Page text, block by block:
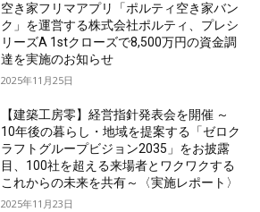
空き家フリマアプリ「ポルティ空き家バン
ク」を運営する株式会社ポルティ、プレシ
リーズA 1stクローズで8,500万円の資金調
達を実施のお知らせ
2025年11月25日
【建築工房零】経営指針発表会を開催 ～
10年後の暮らし・地域を提案する「ゼロク
ラフトグループビジョン2035」をお披露
目、100社を超える来場者とワクワクする
これからの未来を共有～〈実施レポート〉
2025年11月23日